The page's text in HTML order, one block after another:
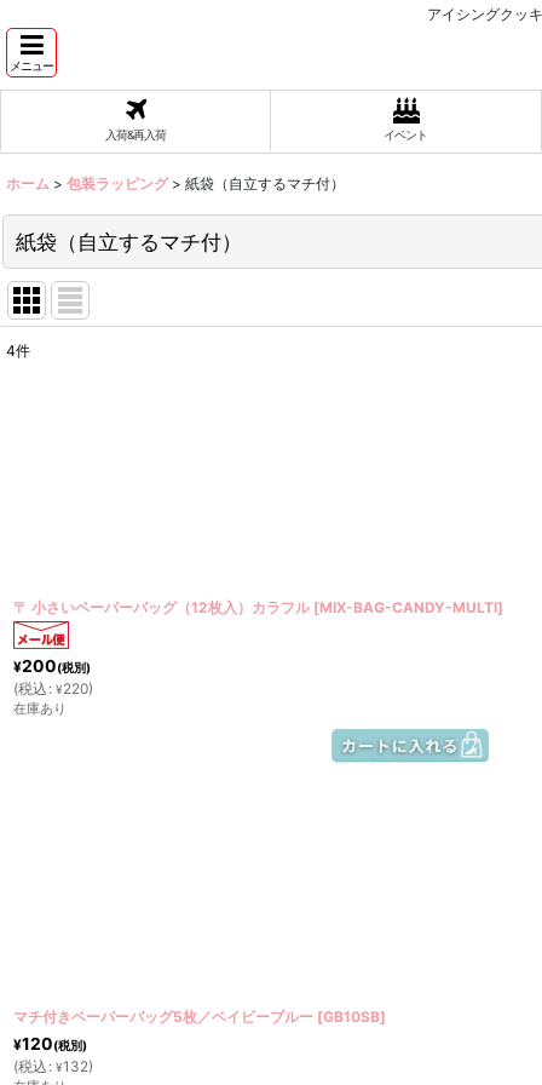
アイシングクッ
メニュー
入荷&再入荷 イベント
ホーム > 包装ラッピング > 紙袋（自立するマチ付）
紙袋（自立するマチ付）
4件
〒 小さいペーパーバッグ（12枚入）カラフル [MIX-BAG-CANDY-MULTI]
¥200(税別)
(税込 : ¥220)
在庫あり
マチ付きペーパーバッグ5枚／ベイビーブルー [GB10SB]
¥120(税別)
(税込 : ¥132)